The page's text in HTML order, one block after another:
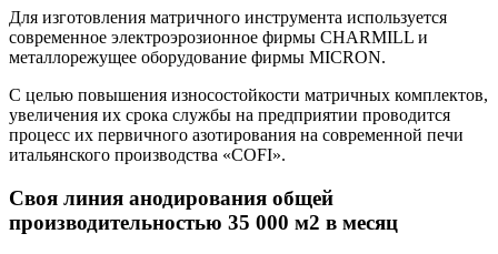
Для изготовления матричного инструмента используется
современное электроэрозионное фирмы CHARMILL и
металлорежущее оборудование фирмы MICRON.
С целью повышения износостойкости матричных комплектов,
увеличения их срока службы на предприятии проводится
процесс их первичного азотирования на современной печи
итальянского производства «COFI».
Своя линия анодирования общей
производительностью 35 000 м2 в месяц